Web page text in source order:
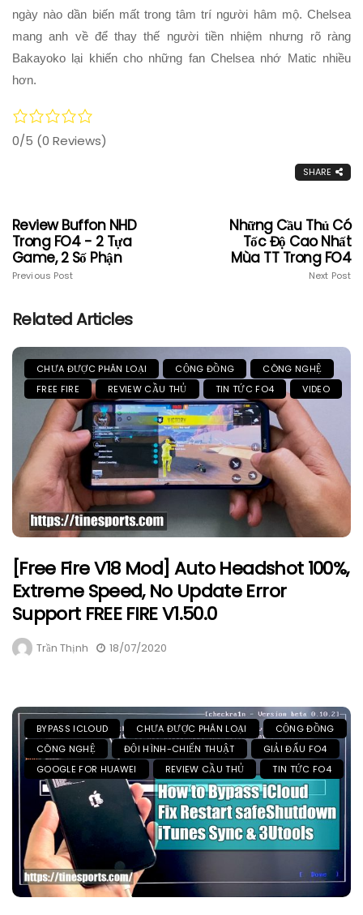
ngày nào dần biến mất trong tâm trí người hâm mộ. Chelsea
mang anh về để thay thế người tiền nhiệm nhưng rõ ràng
Bakayoko lại khiến cho những fan Chelsea nhớ Matic nhiều
hơn.
0/5 (0 Reviews)
SHARE
Review Buffon NHD
Trong FO4 - 2 Tựa
Game, 2 Số Phận
Previous Post
Những Cầu Thủ Có
Tốc Độ Cao Nhất
Mùa TT Trong FO4
Next Post
Related Articles
CHƯA ĐƯỢC PHÂN LOẠI CỘNG ĐỒNG
CÔNG NGHỆ
FREE FIRE
REVIEW CẦU THỦ TIN TỨC FO4 VIDEO
[Free Fire V18 Mod] Auto Headshot 100%,
Extreme Speed, No Update Error
Support FREE FIRE V1.50.0
Trần Thịnh 18/07/2020
BYPASS ICLOUD CHƯA ĐƯỢC PHÂN LOẠI
CỘNG ĐỒNG
CÔNG NGHỆ
ĐỘI HÌNH-CHIẾN THUẬT
GIẢI ĐẤU FO4
GOOGLE FOR HUAWEI
REVIEW CẦU THỦ TIN TỨC FO4